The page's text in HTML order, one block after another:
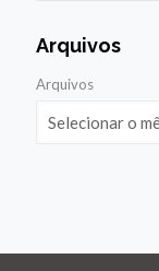
Arquivos
Arquivos